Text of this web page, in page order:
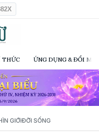
THỨC ỨNG DỤNG & ĐỔI
GIỚIĐỜI SỐNG